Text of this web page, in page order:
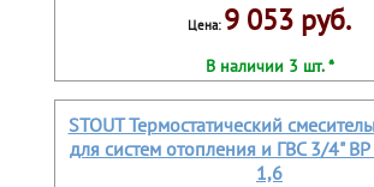
Цена: 9 053 руб.
В наличии 3 шт. *
STOUT Термостатический
для систем отопления и ГВС 3/4"
1,6